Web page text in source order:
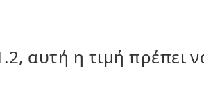
αυτή η τιμή πρέπει